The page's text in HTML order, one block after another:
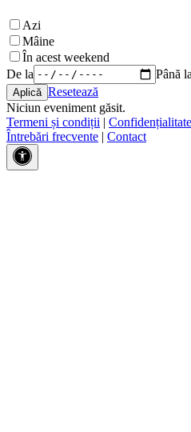
Azi
Mâine
În acest weekend
De la
Până la
Resetează
Niciun eveniment găsit.
Termeni și condiții | Confidențialitate
Întrebări frecvente | Contact